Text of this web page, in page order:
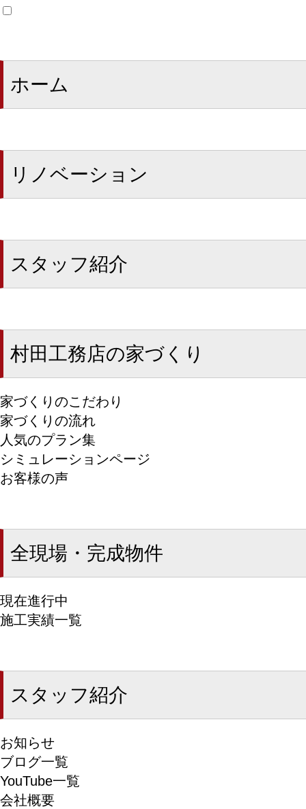
ホーム
リノベーション
スタッフ紹介
村田工務店の家づくり
家づくりのこだわり
家づくりの流れ
人気のプラン集
シミュレーションページ
お客様の声
全現場・完成物件
現在進行中
施工実績一覧
スタッフ紹介
お知らせ
ブログ一覧
YouTube一覧
会社概要